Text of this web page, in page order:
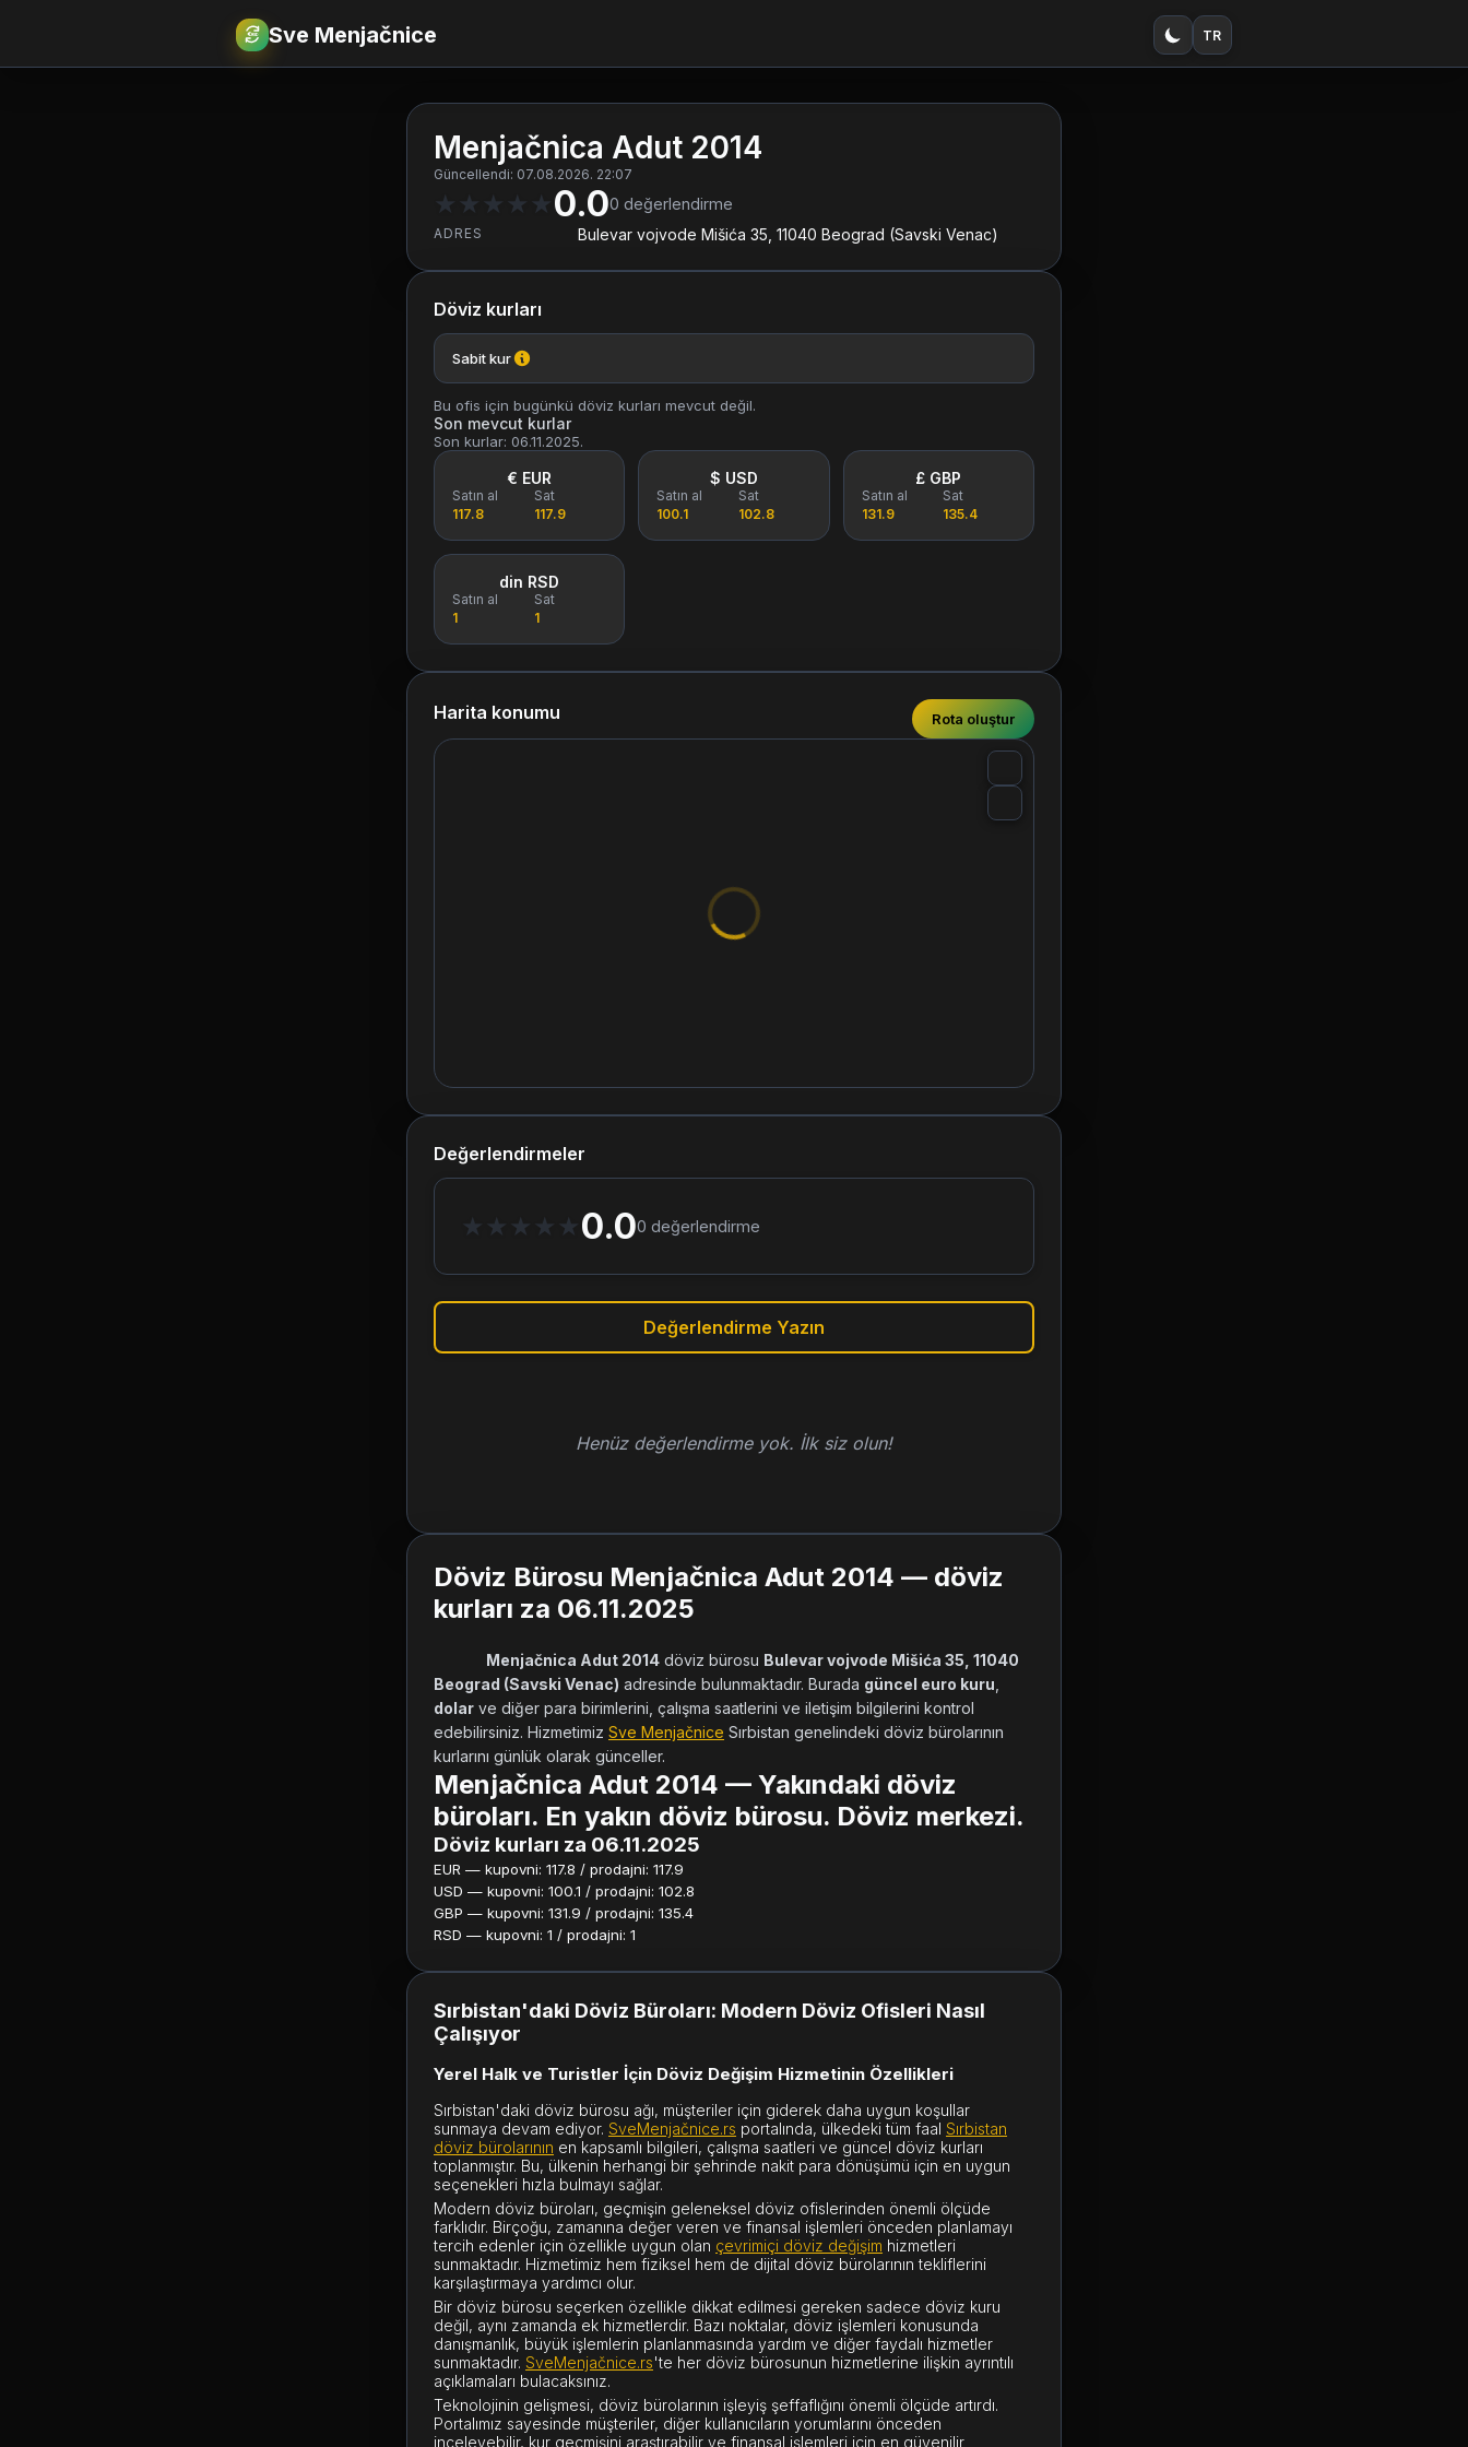
€RSD Sve Menjačnice TR
Menjačnica Adut 2014
Güncellendi: 07.08.2026. 22:07
★ ★ ★ ★ ★0.00 değerlendirme
ADRES Bulevar vojvode Mišića 35, 11040 Beograd (Savski Venac)
Döviz kurları
Sabit kur
Bu ofis için bugünkü döviz kurları mevcut değil.
Son mevcut kurlar
Son kurlar: 06.11.2025.
€ EUR
Satın al
117.8
Sat
117.9
$ USD
Satın al
100.1
Sat
102.8
£ GBP
Satın al
131.9
Sat
135.4
din RSD
Satın al
1
Sat
1
Harita konumu Rota oluştur
Değerlendirmeler
★ ★ ★ ★ ★0.00 değerlendirme
Değerlendirme Yazın
Henüz değerlendirme yok. İlk siz olun!
Döviz Bürosu Menjačnica Adut 2014 — döviz
kurları za 06.11.2025
Menjačnica Adut 2014 döviz bürosu Bulevar vojvode Mišića 35, 11040
Beograd (Savski Venac) adresinde bulunmaktadır. Burada güncel euro kuru
dolar ve diğer para birimlerini, çalışma saatlerini ve iletişim bilgilerini kontrol
edebilirsiniz. Hizmetimiz Sve Menjačnice Sırbistan genelindeki döviz bürolarının
kurlarını günlük olarak günceller.
Menjačnica Adut 2014 — Yakındaki döviz
büroları. En yakın döviz bürosu. Döviz merkezi.
Döviz kurları za 06.11.2025
EUR — kupovni: 117.8 / prodajni: 117.9
USD — kupovni: 100.1 / prodajni: 102.8
GBP — kupovni: 131.9 / prodajni: 135.4
RSD — kupovni: 1 / prodajni: 1
Sırbistan'daki Döviz Büroları: Modern Döviz Ofisleri Nasıl
Çalışıyor
Yerel Halk ve Turistler İçin Döviz Değişim Hizmetinin Özellikleri
Sırbistan'daki döviz bürosu ağı, müşteriler için giderek daha uygun koşullar
sunmaya devam ediyor. SveMenjačnice.rs portalında, ülkedeki tüm faal Sırbistan
döviz bürolarının en kapsamlı bilgileri, çalışma saatleri ve güncel döviz kurları
toplanmıştır. Bu, ülkenin herhangi bir şehrinde nakit para dönüşümü için en uygun
seçenekleri hızla bulmayı sağlar.
Modern döviz büroları, geçmişin geleneksel döviz ofislerinden önemli ölçüde
farklıdır. Birçoğu, zamanına değer veren ve finansal işlemleri önceden planlamayı
tercih edenler için özellikle uygun olan çevrimiçi döviz değişim hizmetleri
sunmaktadır. Hizmetimiz hem fiziksel hem de dijital döviz bürolarının tekliflerini
karşılaştırmaya yardımcı olur.
Bir döviz bürosu seçerken özellikle dikkat edilmesi gereken sadece döviz kuru
değil, aynı zamanda ek hizmetlerdir. Bazı noktalar, döviz işlemleri konusunda
danışmanlık, büyük işlemlerin planlanmasında yardım ve diğer faydalı hizmetler
sunmaktadır. SveMenjačnice.rs'te her döviz bürosunun hizmetlerine ilişkin ayrıntılı
açıklamaları bulacaksınız.
Teknolojinin gelişmesi, döviz bürolarının işleyiş şeffaflığını önemli ölçüde artırdı.
Portalımız sayesinde müşteriler, diğer kullanıcıların yorumlarını önceden
inceleyebilir, kur geçmişini araştırabilir ve finansal işlemleri için en güvenilir